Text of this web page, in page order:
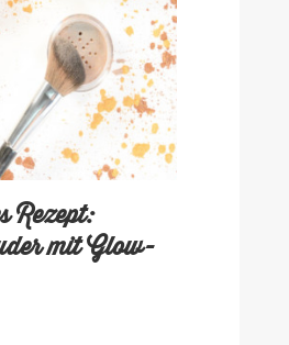
Rezept:
mit Glow-